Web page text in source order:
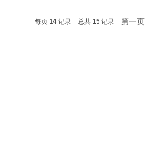
每页 14记录 总共 15记录 第一页